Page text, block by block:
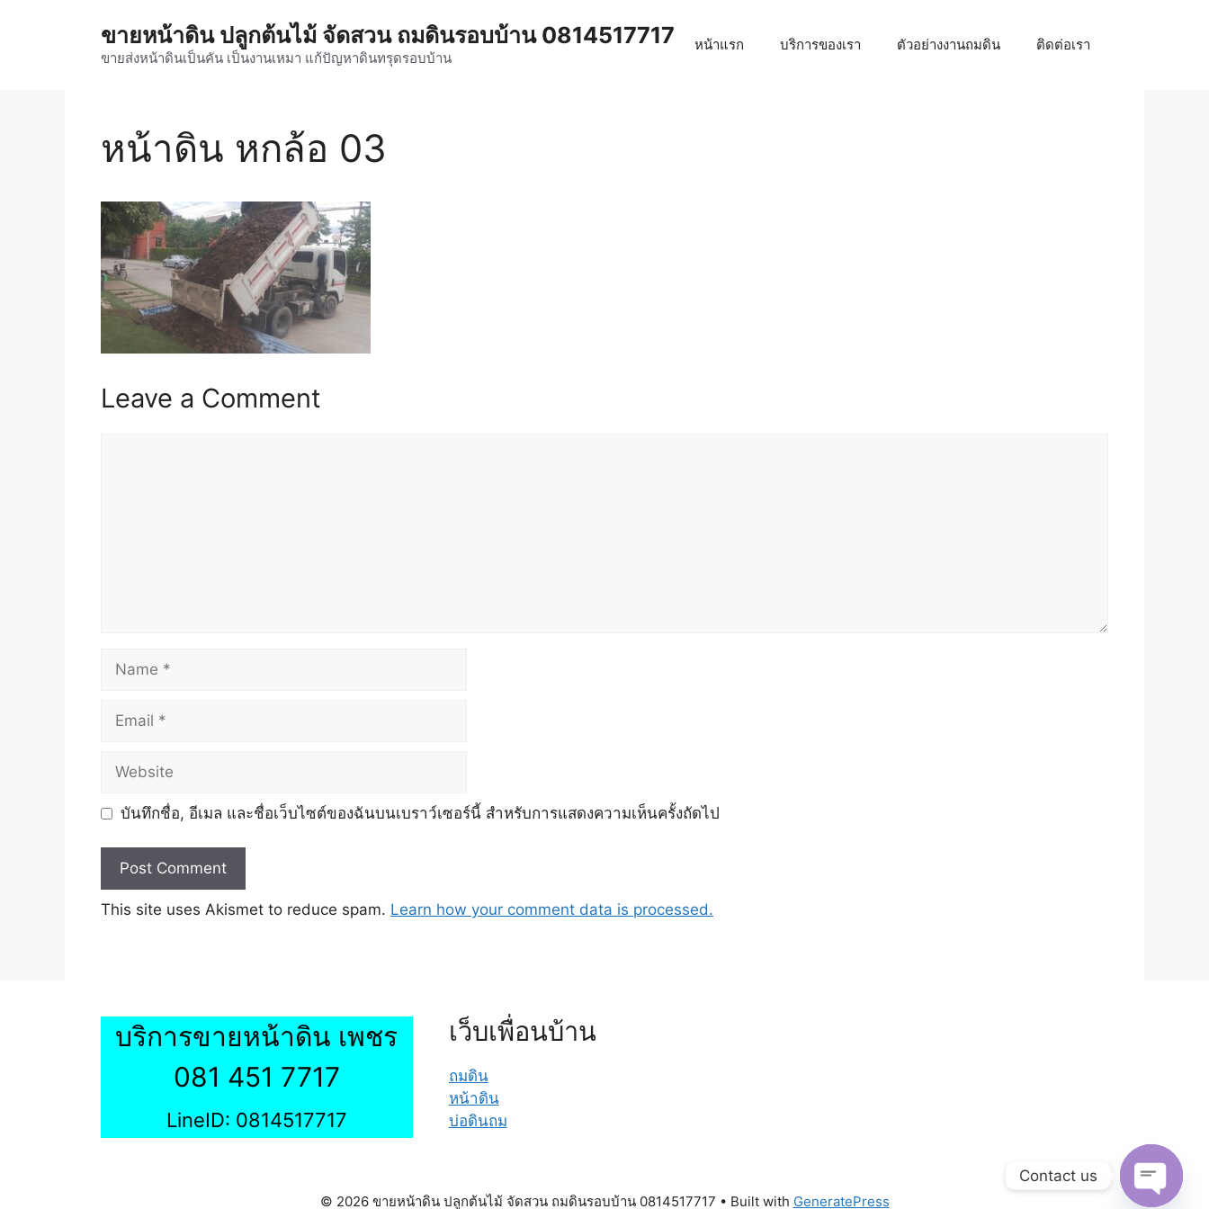
ขายหน้าดิน ปลูกต้นไม้ จัดสวน ถมดินรอบบ้าน 0814517717
ขายส่งหน้าดินเป็นคัน เป็นงานเหมา แก้ปัญหาดินทรุดรอบบ้าน
หน้าแรก บริการของเรา ตัวอย่างงานถมดิน ติดต่อเรา
หน้าดิน หกล้อ 03
Leave a Comment
บันทึกชื่อ, อีเมล และชื่อเว็บไซต์ของฉันบนเบราว์เซอร์นี้ สำหรับการแสดงความเห็นครั้งถัดไป
This site uses Akismet to reduce spam. Learn how your comment data is processed.
บริการขายหน้าดิน เพชร
081 451 7717
LineID: 0814517717
เว็บเพื่อนบ้าน
ถมดิน
หน้าดิน
บ่อดินถม
© 2026 ขายหน้าดิน ปลูกต้นไม้ จัดสวน ถมดินรอบบ้าน 0814517717 • Built with GeneratePress
Contact us